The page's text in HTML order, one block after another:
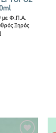
Price
range:
€27.00
through
με Φ.Π.Α.
Ξηρός